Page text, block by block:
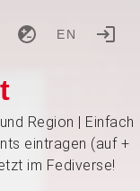
EN
Region | Einfach
eintragen (auf +
im Fediverse!